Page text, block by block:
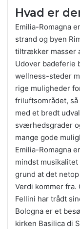
Hvad er
Emilia-Romagna
strand og byen
tiltrækker masser
Udover badeferie
wellness-steder
rige muligheder
friluftsområdet,
med et bredt
sværhedsgrader
mange gode
Emilia-Romagna
mindst
grund at det
Verdi kommer fra.
Fellini har trådt
Bologna er et
kirken Basilica di